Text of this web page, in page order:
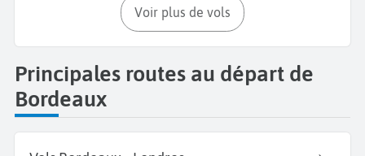
Voir plus de vols
Principales routes au départ de
Bordeaux